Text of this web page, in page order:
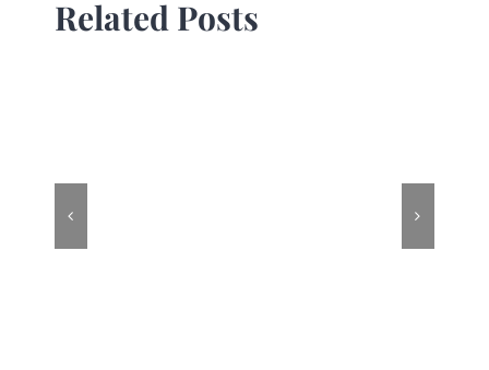
Related Posts